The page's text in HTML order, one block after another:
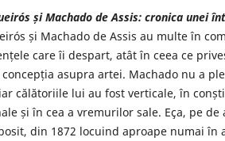
și Machado de Assis: cronica unei
și Machado de Assis au multe în
care îi despart, atât în ceea ce
asupra artei. Machado nu a
călătoriile lui au fost verticale, în
și în cea a vremurilor sale. Eça, pe de
din 1872 locuind aproape numai în